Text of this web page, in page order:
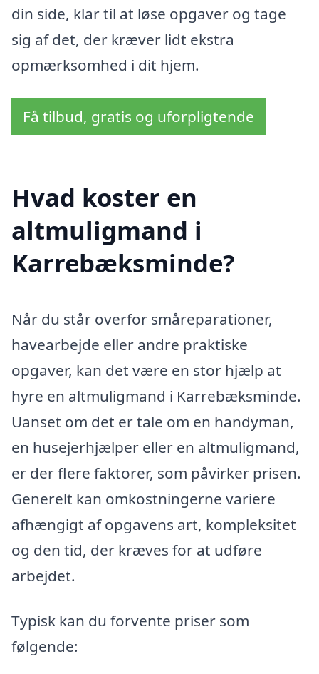
din side, klar til at løse opgaver og tage
sig af det, der kræver lidt ekstra
opmærksomhed i dit hjem.
Få tilbud, gratis og uforpligtende
Hvad koster en
altmuligmand i
Karrebæksminde?
Når du står overfor småreparationer,
havearbejde eller andre praktiske
opgaver, kan det være en stor hjælp at
hyre en altmuligmand i Karrebæksminde.
Uanset om det er tale om en handyman,
en husejerhjælper eller en altmuligmand,
er der flere faktorer, som påvirker prisen.
Generelt kan omkostningerne variere
afhængigt af opgavens art, kompleksitet
og den tid, der kræves for at udføre
arbejdet.
Typisk kan du forvente priser som
følgende: